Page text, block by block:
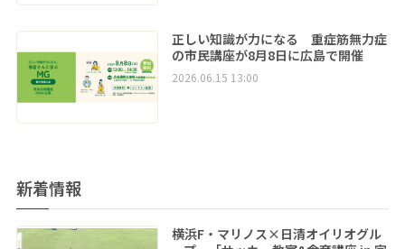
正しい知識が力になる 重症筋無力症
の市民講座が8月8日に広島で開催
2026.06.15 13:00
新着情報
横浜F・マリノス×日清オイリオグル